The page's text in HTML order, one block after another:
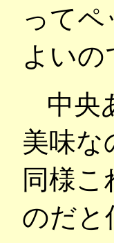
って
よいの
中央
美味な
同様
のだと